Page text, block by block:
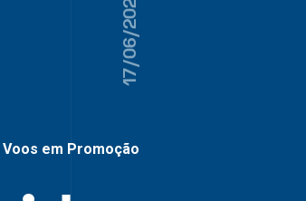
17/06/2025
Voos em Promoção